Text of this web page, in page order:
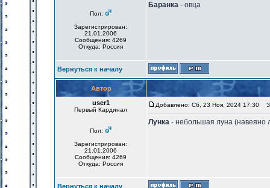
Пол:
Зарегистрирован:
21.01.2006
Сообщения: 4269
Откуда: Россия
Баранка - овца
Вернуться к началу
Автор
user1
Первый Кардинал
Пол:
Зарегистрирован:
21.01.2006
Сообщения: 4269
Откуда: Россия
Добавлено: Сб, 23 Ноя, 2024 17:30
Лунка - небольшая луна (навеяно
Вернуться к началу